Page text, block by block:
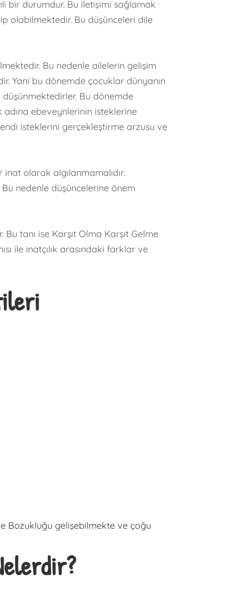
bir durumdur. Bu iletişimi sağlamak
olabilmektedir. Bu düşünceleri dile
Bu nedenle ailelerin gelişim
Yani bu dönemde çocuklar dünyanın
Bu dönemde
ebeveynlerinin isteklerine
isteklerini gerçekleştirme arzusu ve
olarak algılanmamalıdır.
nedenle düşüncelerine önem
tanı ise Karşıt Olma Karşıt Gelme
ile inatçılık arasındaki farklar ve
Bozukluğu gelişebilmekte ve çoğu